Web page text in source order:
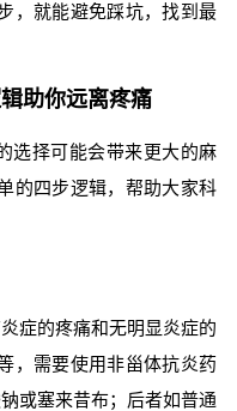
，就能避免踩坑，找到最
助你远离疼痛
择可能会带来更大的麻
的四步逻辑，帮助大家科
症的疼痛和无明显炎症的
，需要使用非甾体抗炎药
或塞来昔布；后者如普通